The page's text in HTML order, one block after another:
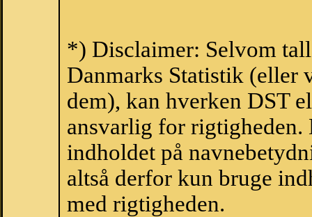
*) Disclaimer: Selvom
Danmarks Statistik (eller
dem), kan hverken DST
ansvarlig for
indholdet på
altså derfor kun bruge
med rigtigheden.